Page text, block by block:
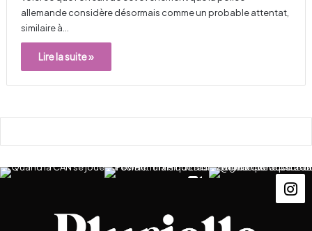
allemande considère désormais comme un probable attentat,
similaire à…
Lire la suite »